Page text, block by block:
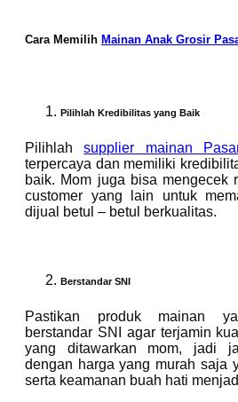
Cara Memilih Mainan Anak Grosir
Pilihlah Kredibilitas yang Baik
Pilihlahsupplier mainan
terpercaya dan memiliki
baik. Mom juga bisa mengecek
customer yang lain untuk
dijual betul – betul berkualitas.
Berstandar SNI
Pastikan produk mainan
berstandar SNI agar terjamin
yang ditawarkan mom, jadi
dengan harga yang murah saja
serta keamanan buah hati